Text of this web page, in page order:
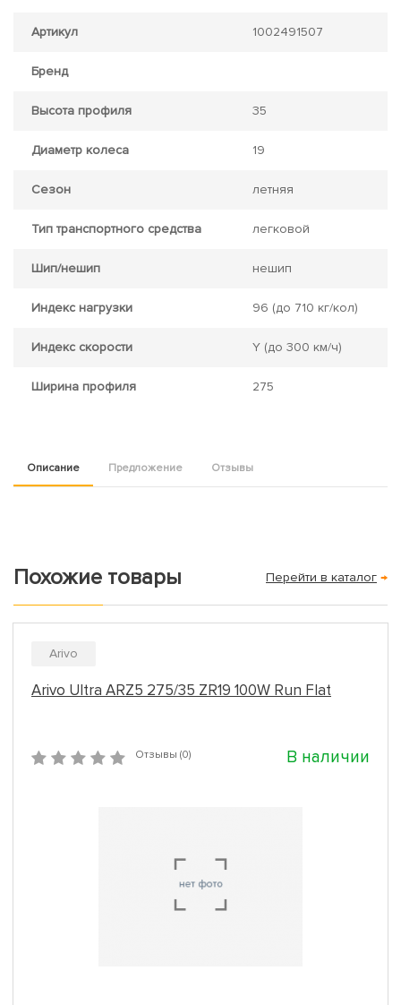
Артикул 1002491507
Бренд
Высота профиля 35
Диаметр колеса 19
Сезон летняя
Тип транспортного средства легковой
Шип/нешип нешип
Индекс нагрузки 96 (до 710 кг/кол)
Индекс скорости Y (до 300 км/ч)
Ширина профиля 275
Описание Предложение Отзывы
Похожие товары Перейти в каталог →
Arivo
Arivo Ultra ARZ5 275/35 ZR19 100W Run Flat
Отзывы (0) В наличии